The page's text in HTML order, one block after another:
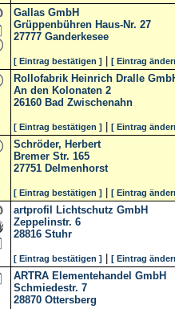
Gallas GmbH
Grüppenbühren Haus-Nr. 27
27777 Ganderkesee
[ Eintrag bestätigen ] [ Eintrag
Rollofabrik Heinrich Dralle
An den Kolonaten 2
26160 Bad Zwischenahn
[ Eintrag bestätigen ] [ Eintrag
Schröder, Herbert
Bremer Str. 165
27751 Delmenhorst
[ Eintrag bestätigen ] [ Eintrag
artprofil Lichtschutz GmbH
Zeppelinstr. 6
28816 Stuhr
[ Eintrag bestätigen ] [ Eintrag
ARTRA Elementehandel GmbH
Schmiedestr. 7
28870 Ottersberg